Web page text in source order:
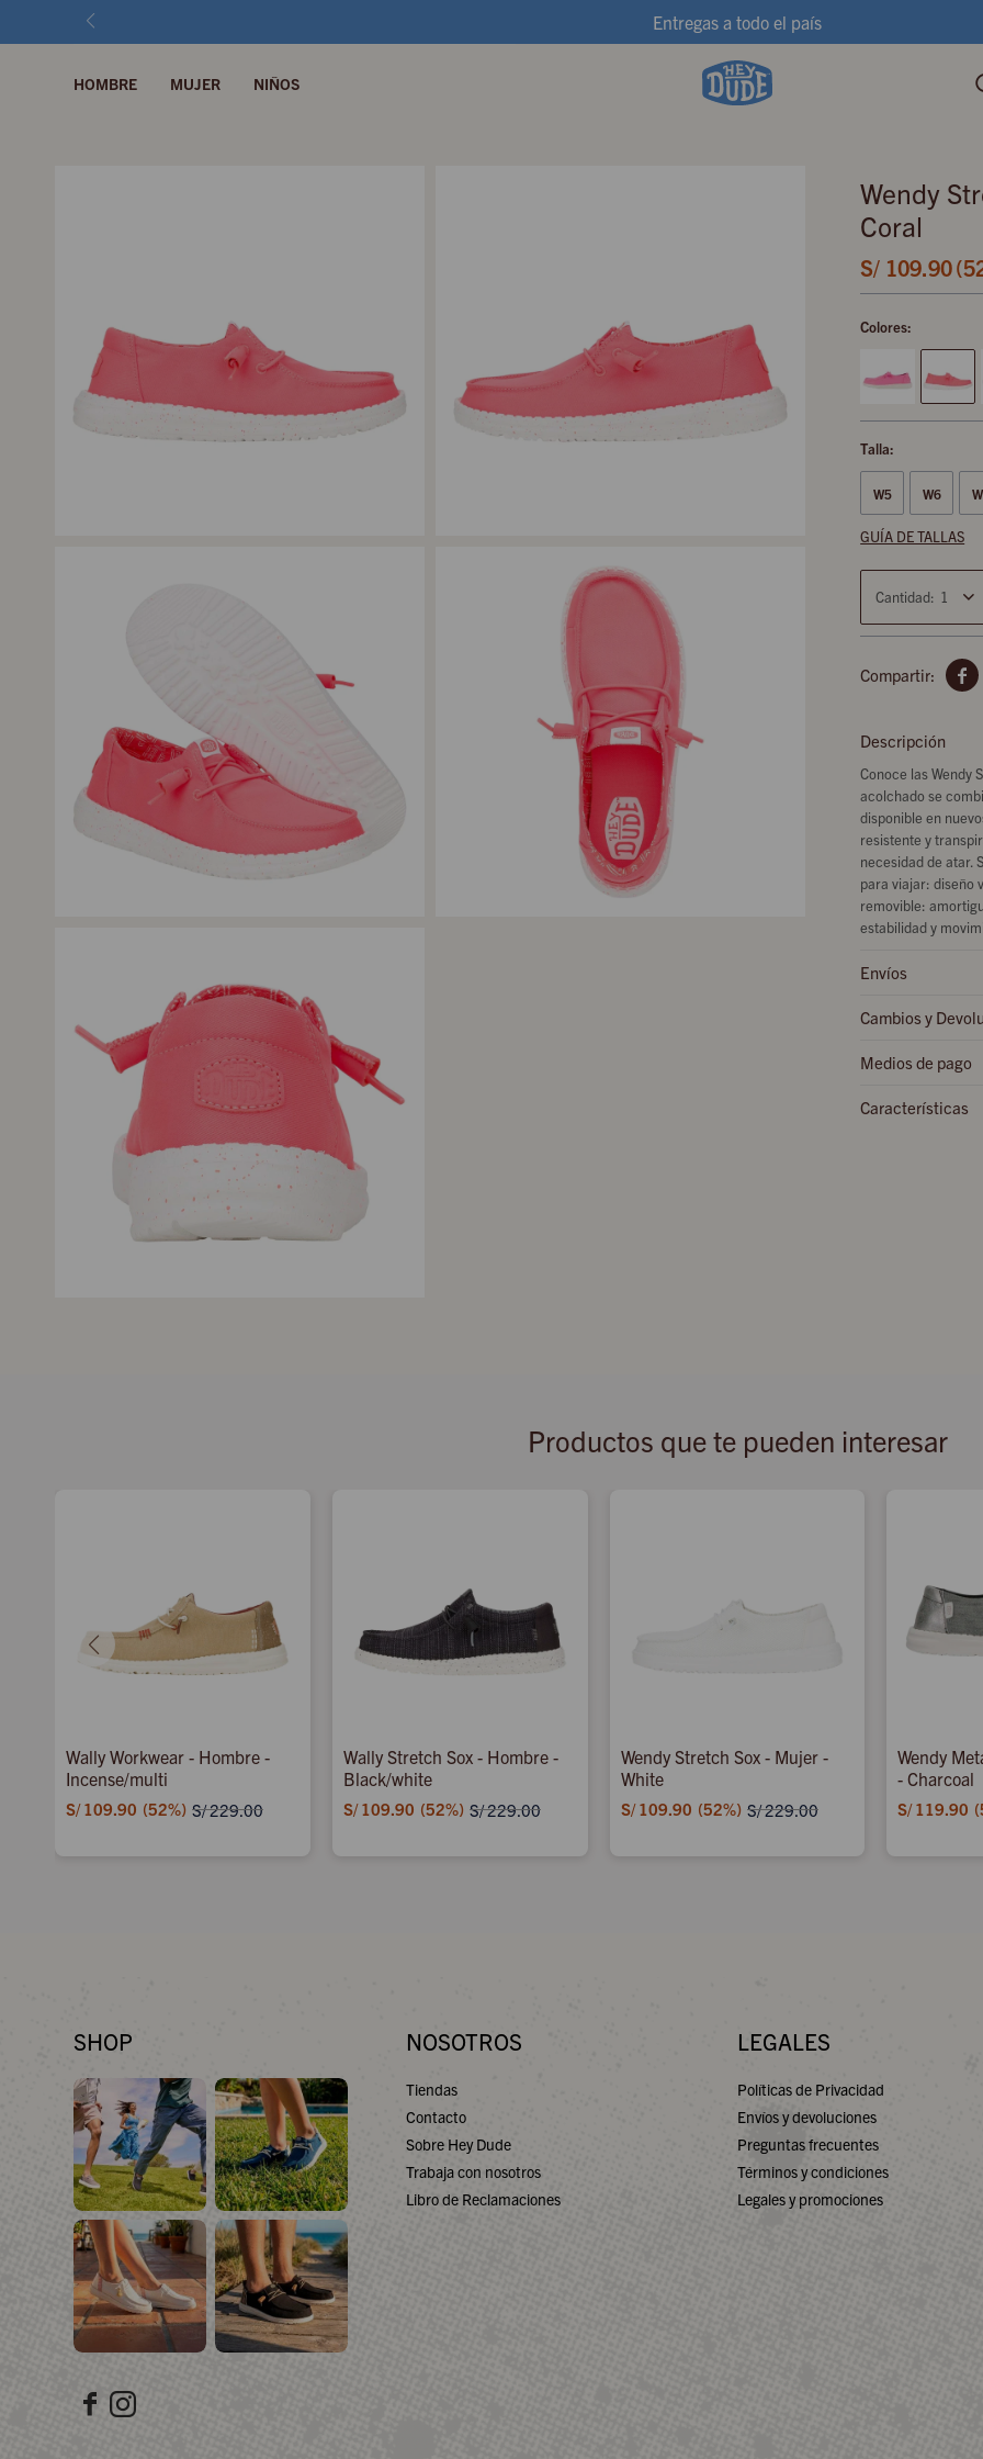
Entregas a todo el país
HOMBRE MUJER NIÑOS
Wendy
Coral
S/ 109.90
Colores:
Talla:
W5 W6
GUÍA DE TALLAS
1

Descripción
Conoce las Wendy
acolchado se
disponible en
resistente y
necesidad de atar.
para viajar: diseño
removible:
estabilidad y
Envíos
Cambios y
Medios de pago
Características
Productos que te pueden interesar
Wally Workwear - Hombre -
Incense/multi
S/ 109.90 52 S/229.00
Wally Stretch Sox - Hombre -
Black/white
S/ 109.90 52 S/229.00
Wendy Stretch Sox - Mujer -
White
S/ 109.90 52 S/229.00
Wendy
- Charcoal
S/119.90
SHOP NOSOTROS
Tiendas
Contacto
Sobre Hey Dude
Trabaja con nosotros
Libro de Reclamaciones
LEGALES
Políticas de Privacidad
Envíos y devoluciones
Preguntas frecuentes
Términos y condiciones
Legales y promociones
 